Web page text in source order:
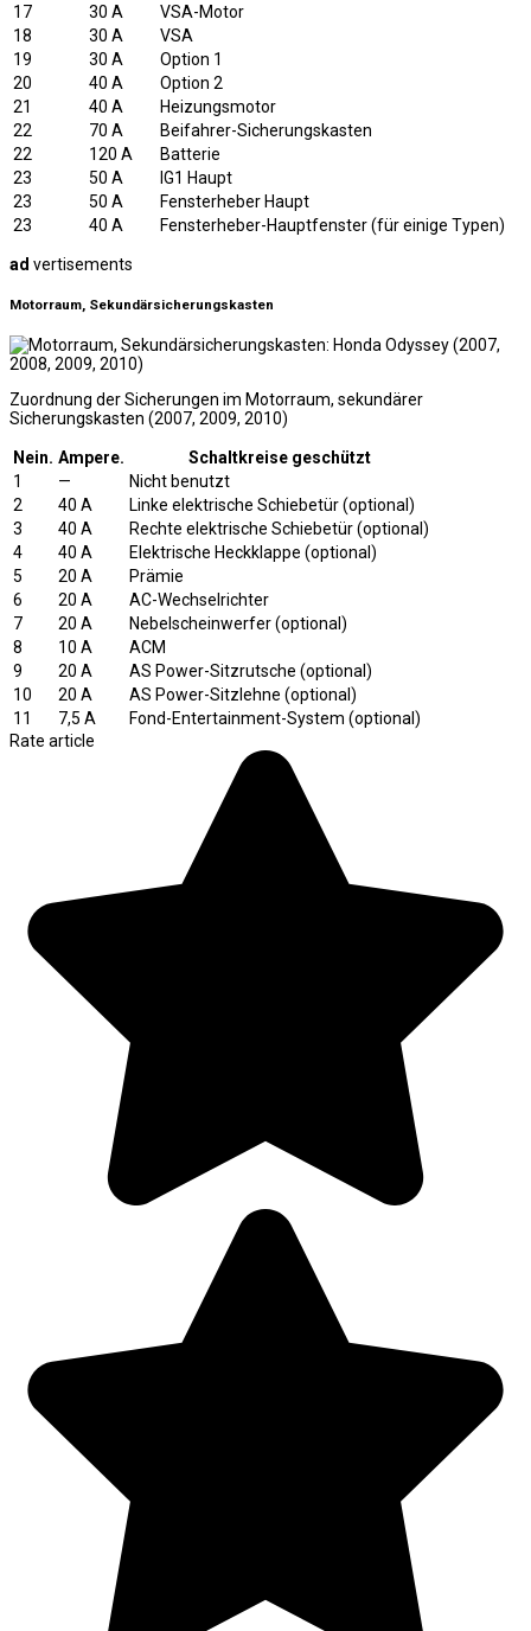
17
30 A
VSA-Motor
18
30 A
VSA
19
30 A
Option 1
20
40 A
Option 2
21
40 A
Heizungsmotor
22
70 A
Beifahrer-Sicherungskasten
22
120 A
Batterie
23
50 A
IG1 Haupt
23
50 A
Fensterheber Haupt
23
40 A Fensterheber-Hauptfenster (für einige Typen)
ad vertisements
Motorraum, Sekundärsicherungskasten
Zuordnung der Sicherungen im Motorraum, sekundärer
Sicherungskasten (2007, 2009, 2010)
Nein. Ampere.
Schaltkreise geschützt
1
—
Nicht benutzt
2
40 A
Linke elektrische Schiebetür (optional)
3
40 A
Rechte elektrische Schiebetür (optional)
4
40 A
Elektrische Heckklappe (optional)
5
20 A
Prämie
6
20 A
AC-Wechselrichter
7
20 A
Nebelscheinwerfer (optional)
8
10 A
ACM
9
20 A
AS Power-Sitzrutsche (optional)
10
20 A
AS Power-Sitzlehne (optional)
11
7,5 A
Fond-Entertainment-System (optional)
Rate article